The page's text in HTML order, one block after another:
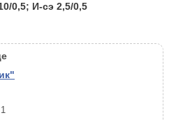
0,5; И-сэ 2,5/0,5